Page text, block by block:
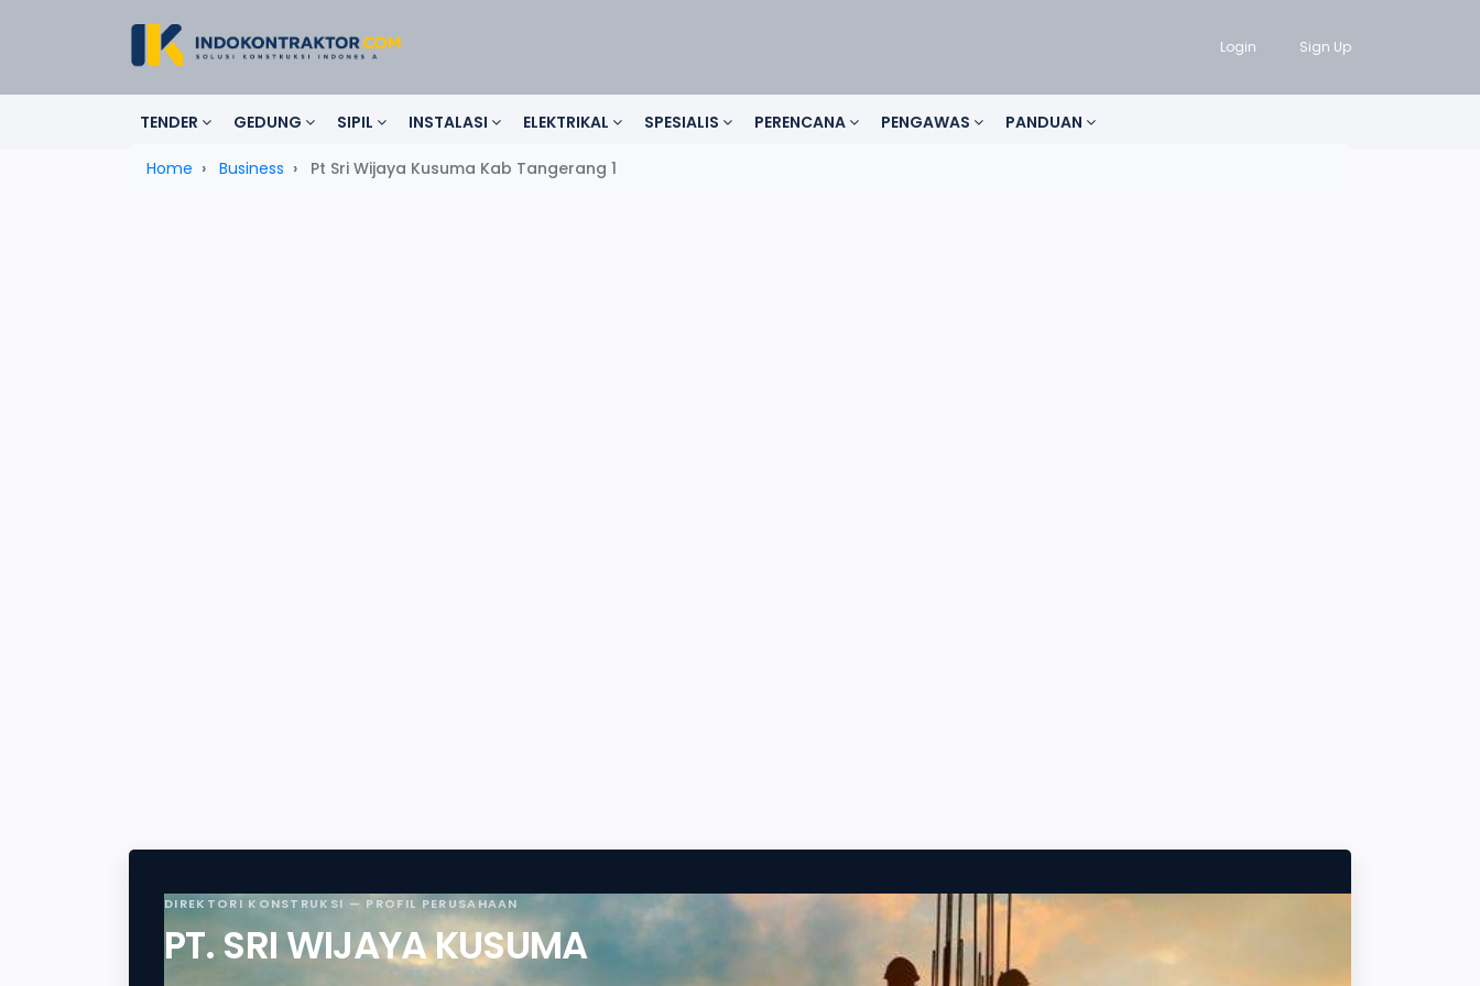
Login Sign Up
TENDER GEDUNG SIPIL INSTALASI ELEKTRIKAL SPESIALIS PERENCANA PENGAWAS PANDUAN
Home Business Pt Sri Wijaya Kusuma Kab Tangerang 1
DIREKTORI KONSTRUKSI — PROFIL PERUSAHAAN
PT. SRI WIJAYA KUSUMA